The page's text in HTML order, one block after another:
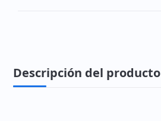
Descripción del producto